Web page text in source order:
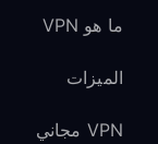
ما هو VPN
الميزات
VPN مجاني